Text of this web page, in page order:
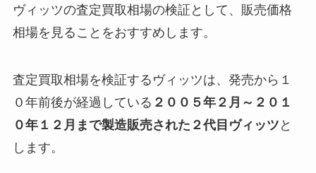
ヴィッツの査定買取相場の検証として、販売価格
相場を見ることをおすすめします。
査定買取相場を検証するヴィッツは、発売から１
０年前後が経過している ２００５年２月～２０１
０年１２月まで製造販売された２代目ヴィッツ と
します。